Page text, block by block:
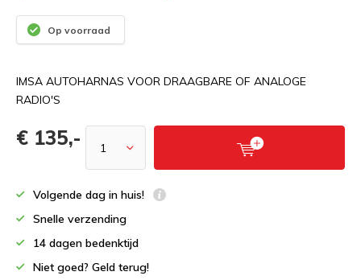
Op voorraad
IMSA AUTOHARNAS VOOR DRAAGBARE OF ANALOGE
RADIO'S
€ 135,-
Volgende dag in huis!
Snelle verzending
14 dagen bedenktijd
Niet goed? Geld terug!